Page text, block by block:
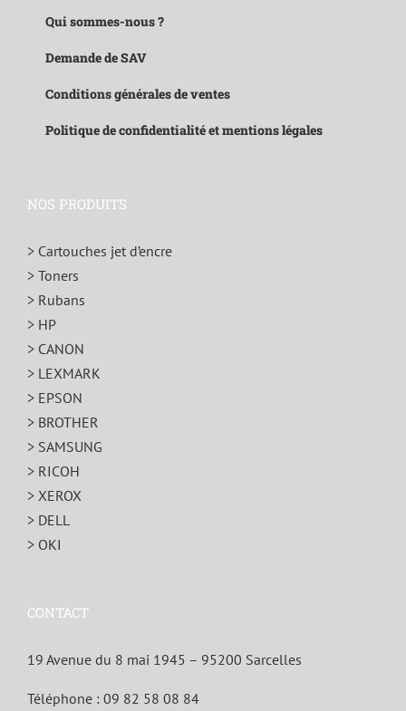
Qui sommes-nous ?
Demande de SAV
Conditions générales de ventes
Politique de confidentialité et mentions légales
NOS PRODUITS
> Cartouches jet d’encre
> Toners
> Rubans
> HP
> CANON
> LEXMARK
> EPSON
> BROTHER
> SAMSUNG
> RICOH
> XEROX
> DELL
> OKI
CONTACT
19 Avenue du 8 mai 1945 – 95200 Sarcelles
Téléphone : 09 82 58 08 84